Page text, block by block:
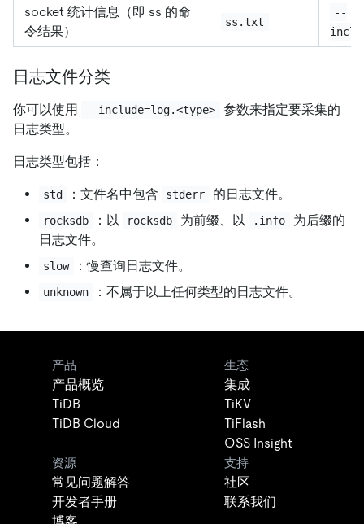
socket 统计信息（即 ss 的命
令结果）
ss.txt
--
日志文件分类
你可以使用 --include=log.<type>
参数来指定要采集的
日志类型。
日志类型包括：
std ：文件名中包含 stderr 的日志文件。
rocksdb ：以 rocksdb 为前缀、以 .info
为后缀的
日志文件。
slow ：慢查询日志文件。
unknown ：不属于以上任何类型的日志文件。
产品
产品概览
TiDB
TiDB Cloud
生态
集成
TiKV
TiFlash
OSS Insight
资源
常见问题解答
开发者手册
支持
社区
联系我们